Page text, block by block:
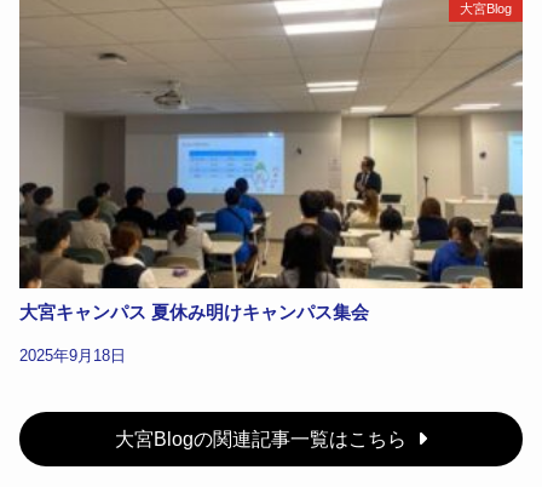
大宮Blog
大宮キャンパス 夏休み明けキャンパス集会
2025年9月18日
大宮Blogの関連記事一覧はこちら